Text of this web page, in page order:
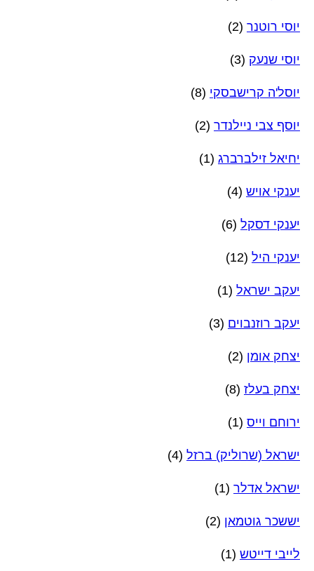
יוסי רוטנר (2)
יוסי שנעק (3)
יוסל'ה קרישבסקי (8)
יוסף צבי ניילנדר (2)
יחיאל זילברברג (1)
יענקי אויש (4)
יענקי דסקל (6)
יענקי היל (12)
יעקב ישראל (1)
יעקב רוזנבוים (3)
יצחק אומן (2)
יצחק בעלז (8)
ירוחם וייס (1)
ישראל (שרוליק) ברזל (4)
ישראל אדלר (1)
יששכר גוטמאן (2)
לייבי דייטש (1)